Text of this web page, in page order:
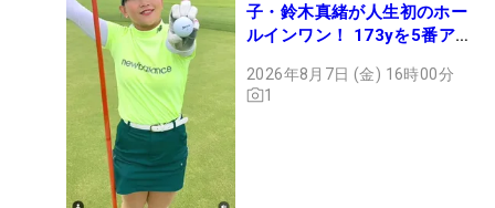
子・鈴木真緒が人生初のホー
ルインワン！ 173yを5番アイ
2026年8月7日 (金) 16時00分
1